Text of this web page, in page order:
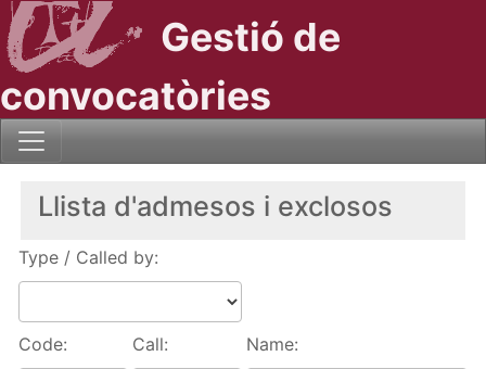
Gestió de
convocatòries
Llista d'admesos i exclosos
Type / Called by:
Code: Call: Name: